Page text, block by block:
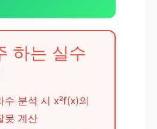
하는 실수
수 분석 시 x²f(x)의
못 계산